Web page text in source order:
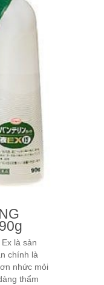
là sản
chính là
nhức mỏi
thẩm